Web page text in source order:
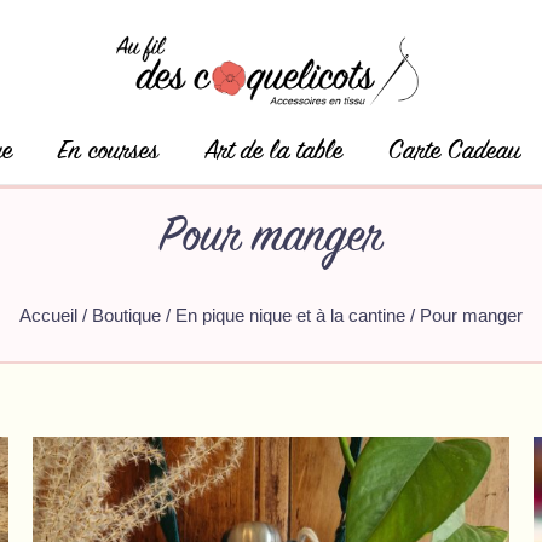
En courses Art de la table Carte Cadeau
Pour manger
Accueil / Boutique / En pique nique et à la cantine / Pour manger
Ce
produit
a
plusieurs